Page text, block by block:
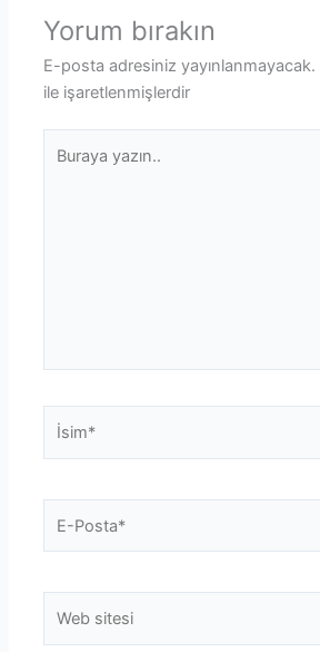
Yorum bırakın
E-posta adresiniz yayınlanmayacak.
ile işaretlenmişlerdir
yazın..
İsim*
Posta*
sitesi